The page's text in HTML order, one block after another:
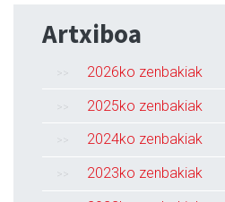
Artxiboa
2026ko zenbakiak
2025ko zenbakiak
2024ko zenbakiak
2023ko zenbakiak